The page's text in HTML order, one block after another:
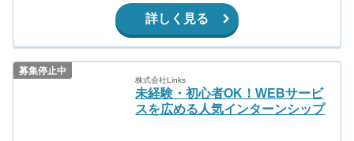
参道駅から徒歩10分(東京メトロ 副都心線)
詳しく見る
募集停止中
株式会社Links
未経験・初心者OK！WEBサービ
スを広める人気インターンシップ